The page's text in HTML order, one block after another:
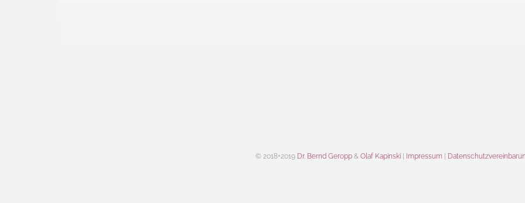
© 2018+2019 Dr. Bernd Geropp& Olaf Kapinski| Impressum|